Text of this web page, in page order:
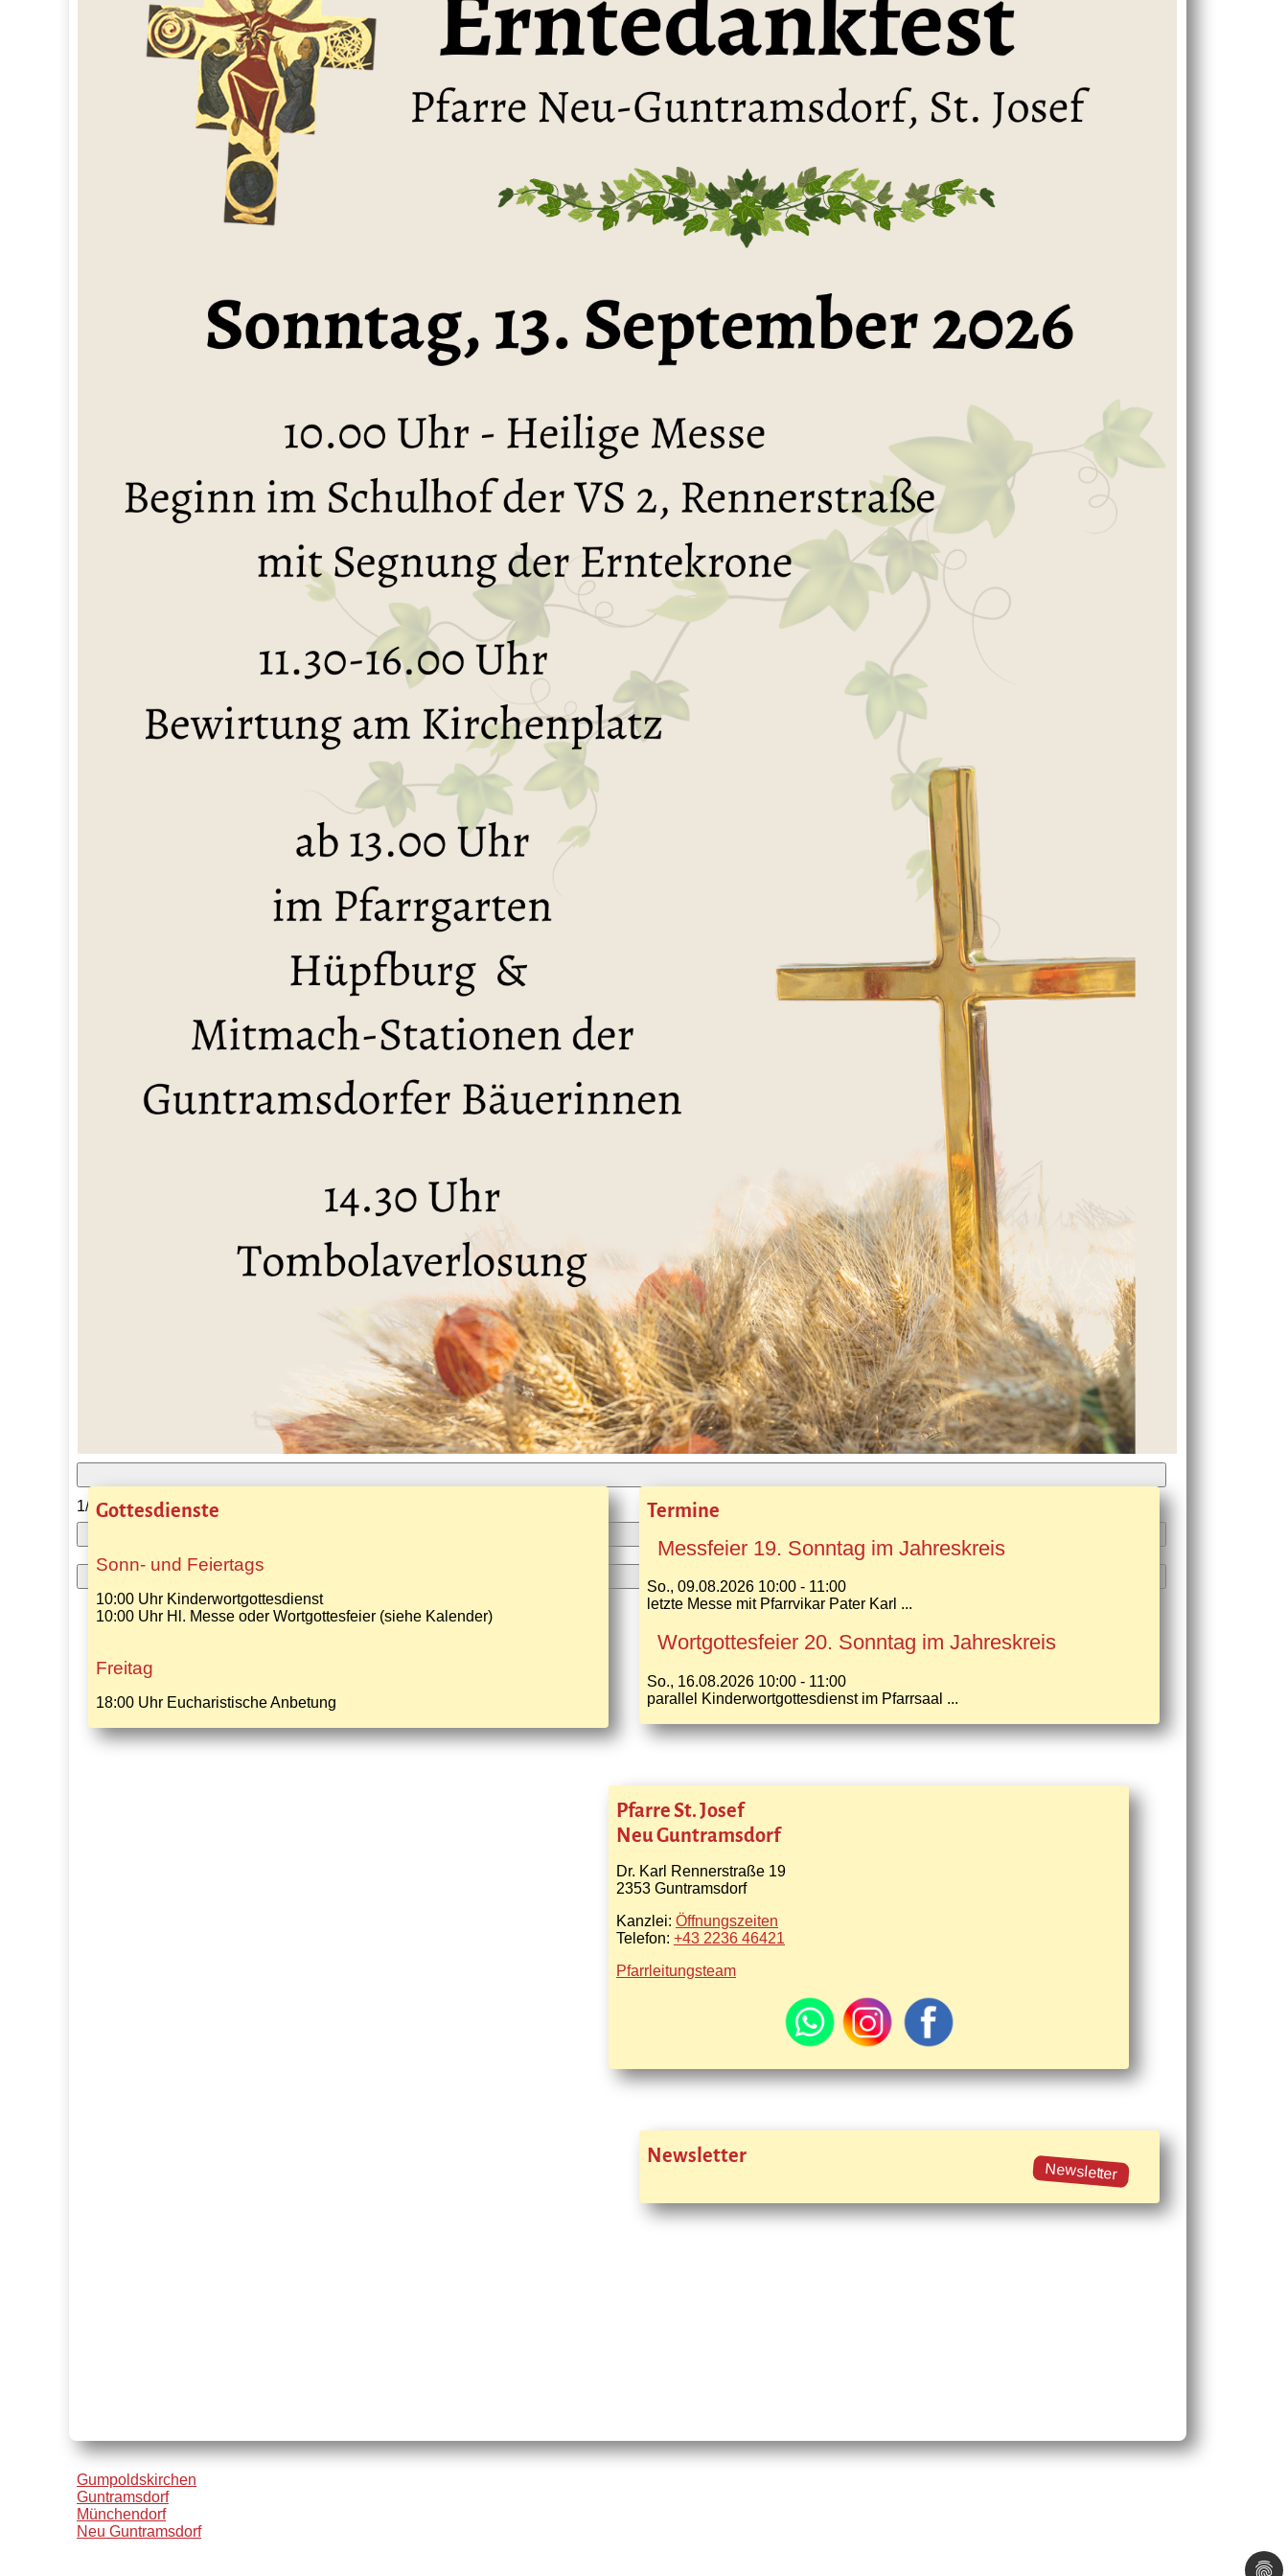
1/1Gottesdienste
Sonn- und Feiertags
10:00 Uhr Kinderwortgottesdienst
10:00 Uhr Hl. Messe oder Wortgottesfeier (siehe Kalender)
Freitag
18:00 Uhr Eucharistische Anbetung
Termine
Messfeier 19. Sonntag im Jahreskreis
So., 09.08.2026 10:00 - 11:00
letzte Messe mit Pfarrvikar Pater Karl ...
Wortgottesfeier 20. Sonntag im Jahreskreis
So., 16.08.2026 10:00 - 11:00
parallel Kinderwortgottesdienst im Pfarrsaal ...
Pfarre St. Josef
Neu Guntramsdorf
Dr. Karl Rennerstraße 19
2353 Guntramsdorf
Kanzlei: Öffnungszeiten
Telefon: +43 2236 46421
Pfarrleitungsteam
Newsletter
Newsletter
Gumpoldskirchen
Guntramsdorf
Münchendorf
Neu Guntramsdorf